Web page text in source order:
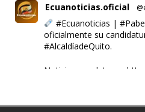
Ecuanoticias.oficial
#Ecuanoticias |
oficialmente su
#AlcaldíadeQuito.
Noticia completa en: